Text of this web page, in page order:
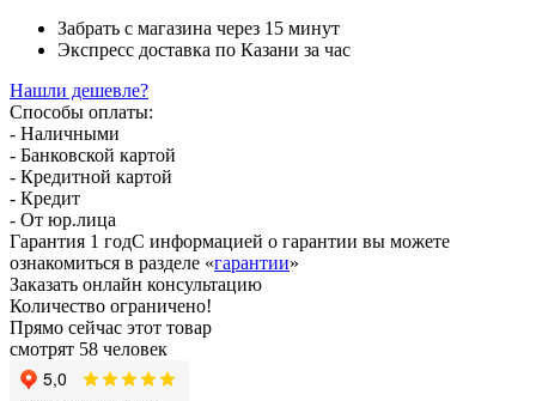
Забрать с магазина через 15 минут
Экспресс доставка по Казани за час
Нашли дешевле?
Способы оплаты:
- Наличными
- Банковской картой
- Кредитной картой
- Кредит
- От юр.лица
Гарантия 1 годС информацией о гарантии вы можете
ознакомиться в разделе «гарантии»
Заказать онлайн консультацию
Количество ограничено!
Прямо сейчас этот товар
смотрят 58 человек